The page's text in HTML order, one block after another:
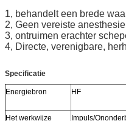
1, behandelt een brede
2, Geen vereiste anesthesie
3, ontruimen erachter
4, Directe, verenigbare,
Specificatie
Energiebron HF
Het werkwijze Impuls/